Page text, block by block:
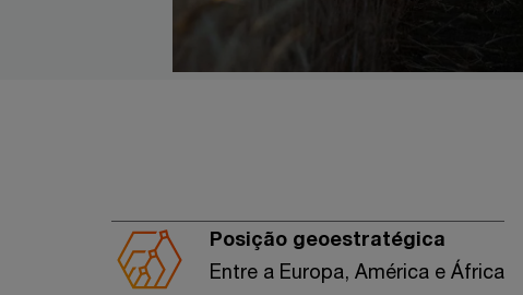
Posição geoestratégica
Entre a Europa, América e África